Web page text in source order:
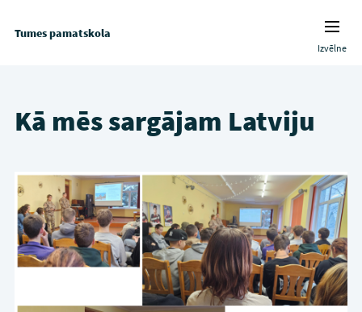
Tumes pamatskola
Izvēlne
Kā mēs sargājam Latviju